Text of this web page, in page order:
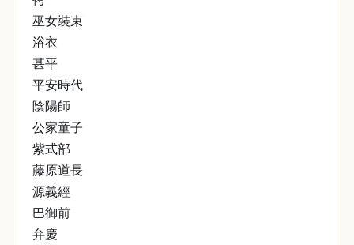
巫女裝束
浴衣
甚平
平安時代
陰陽師
公家童子
紫式部
藤原道長
源義經
巴御前
弁慶